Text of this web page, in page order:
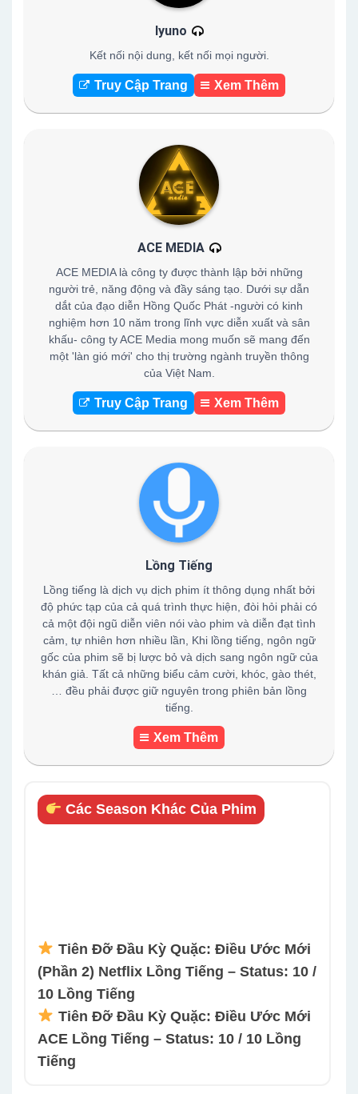
Iyuno
Kết nối nội dung, kết nối mọi người.
Truy Cập Trang Xem Thêm
ACE MEDIA
ACE MEDIA là công ty được thành lập bởi những
người trẻ, năng động và đầy sáng tạo. Dưới sự dẫn
dắt của đạo diễn Hồng Quốc Phát -người có kinh
nghiệm hơn 10 năm trong lĩnh vực diễn xuất và sân
khấu- công ty ACE Media mong muốn sẽ mang đến
một 'làn gió mới' cho thị trường ngành truyền thông
của Việt Nam.
Truy Cập Trang Xem Thêm
Lồng Tiếng
Lồng tiếng là dịch vụ dịch phim ít thông dụng nhất bởi
độ phức tạp của cả quá trình thực hiện, đòi hỏi phải có
cả một đội ngũ diễn viên nói vào phim và diễn đạt tình
cảm, tự nhiên hơn nhiều lần, Khi lồng tiếng, ngôn ngữ
gốc của phim sẽ bị lược bỏ và dịch sang ngôn ngữ của
khán giả. Tất cả những biểu cảm cười, khóc, gào thét,
… đều phải được giữ nguyên trong phiên bản lồng
tiếng.
Xem Thêm
Các Season Khác Của Phim
Tiên Đỡ Đầu Kỳ Quặc: Điều Ước Mới
(Phần 2) Netflix Lồng Tiếng – Status: 10 /
10 Lồng Tiếng
Tiên Đỡ Đầu Kỳ Quặc: Điều Ước Mới
ACE Lồng Tiếng – Status: 10 / 10 Lồng
Tiếng